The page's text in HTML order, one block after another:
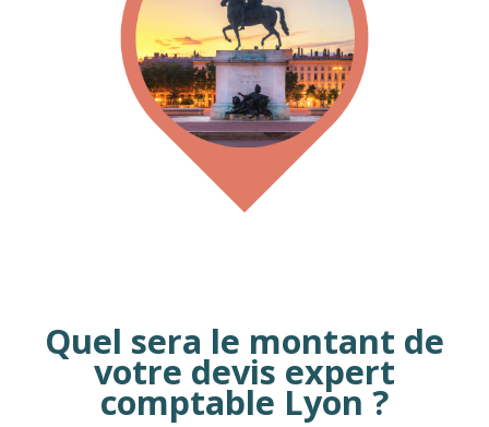
Quel sera le montant de
votre devis expert
comptable Lyon ?